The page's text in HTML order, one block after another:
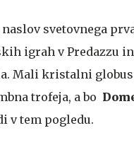
svetovnega
igrah v Predazzu
Mali kristalni
trofeja, a bo
v tem pogledu.